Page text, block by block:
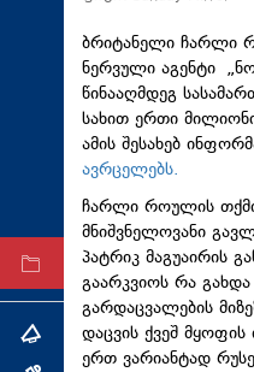
რეგიონი
კულტურა
სპორტი
ტექნოლოგიები
ტაბლოიდი
არქივი
თემა
ბრიტანელი ჩარლი
ნერვული აგენტი
წინააღმდეგ
სახით ერთი
ამის შესახებ
ავრცელებს.
ჩარლი როულის
მნიშვნელოვანი
პატრიკ მაგუაირის
გაარკვიოს რა
გარდაცვალების
დაცვის ქვეშ
ერთ ვარიანტად